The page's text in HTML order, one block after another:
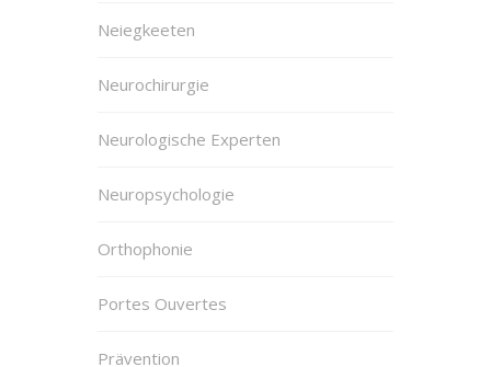
Neiegkeeten
Neurochirurgie
Neurologische Experten
Neuropsychologie
Orthophonie
Portes Ouvertes
Prävention